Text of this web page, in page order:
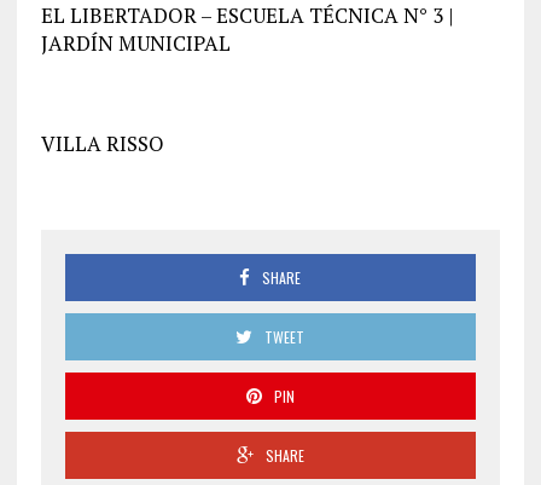
EL LIBERTADOR – ESCUELA TÉCNICA N° 3 |
JARDÍN MUNICIPAL
VILLA RISSO
SHARE
TWEET
PIN
SHARE